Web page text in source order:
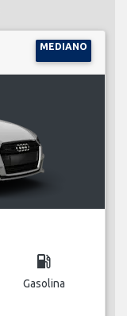
MEDIANO
local_gas_station
Gasolina